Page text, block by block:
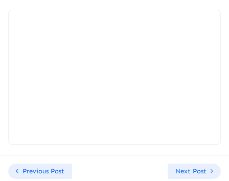
Previous Post Next Post